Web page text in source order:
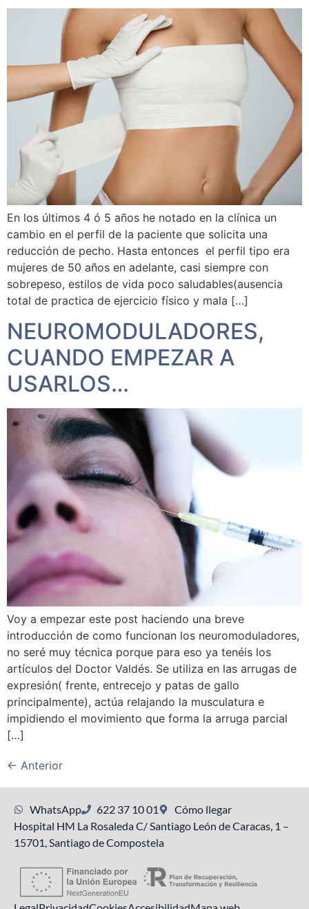
En los últimos 4 ó 5 años he notado en la clínica un
cambio en el perfil de la paciente que solicita una
reducción de pecho. Hasta entonces el perfil tipo era
mujeres de 50 años en adelante, casi siempre con
sobrepeso, estilos de vida poco saludables(ausencia
total de practica de ejercicio físico y mala […]
NEUROMODULADORES,
CUANDO EMPEZAR A
USARLOS…
Voy a empezar este post haciendo una breve
introducción de como funcionan los neuromoduladores,
no seré muy técnica porque para eso ya tenéis los
artículos del Doctor Valdés. Se utiliza en las arrugas de
expresión( frente, entrecejo y patas de gallo
principalmente), actúa relajando la musculatura e
impidiendo el movimiento que forma la arruga parcial
[…]
← Anterior
WhatsApp 622 37 10 01
Cómo llegar
Hospital HM La Rosaleda C/ Santiago León de Caracas, 1 –
15701, Santiago de Compostela